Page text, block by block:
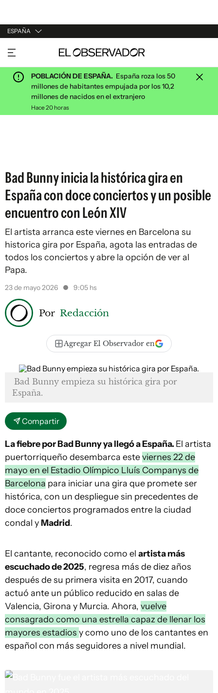
ESPAÑA
URUGUAY
ARGENTINA
ESPAÑA
ESTADOS UNIDOS
POBLACIÓN DE ESPAÑA. España roza los 50
millones de habitantes empujada por los 10,2
millones de nacidos en el extranjero
Hace 20 horas
Bad Bunny inicia la histórica gira en
España con doce conciertos y un posible
encuentro con León XIV
El artista arranca este viernes en Barcelona su
historica gira por España, agota las entradas de
todos los conciertos y abre la opción de ver al
Papa.
23 de mayo 2026 9:05 hs
Por Redacción
Agregar El Observador en
Bad Bunny empieza su histórica gira por
España.
Compartir
La fiebre por Bad Bunny ya llegó a España. El artista
puertorriqueño desembarca esteviernes 22 de
mayo en el Estadio Olímpico Lluís Companys de
Barcelona para iniciar una gira que promete ser
histórica, con un despliegue sin precedentes de
doce conciertos programados entre la ciudad
condal y Madrid.
El cantante, reconocido como el artista más
escuchado de 2025, regresa más de diez años
después de su primera visita en 2017, cuando
actuó ante un público reducido en salas de
Valencia, Girona y Murcia. Ahora, vuelve
consagrado como una estrella capaz de llenar los
mayores estadios y como uno de los cantantes en
español con más seguidores a nivel mundial.